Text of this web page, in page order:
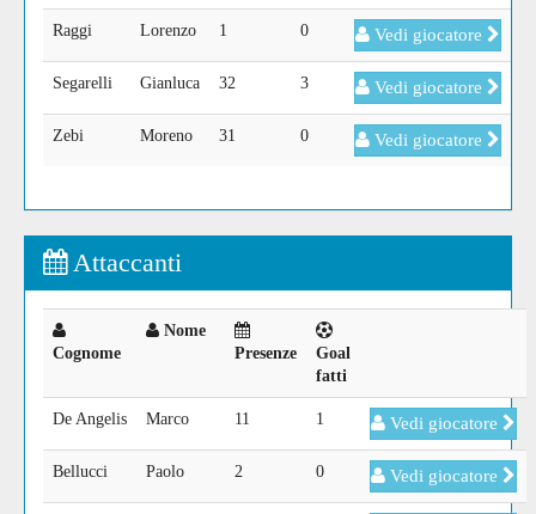
Raggi Lorenzo 1 0 Vedi giocatore
Segarelli Gianluca 32 3 Vedi giocatore
Zebi Moreno 31 0 Vedi giocatore
Attaccanti
Cognome
Nome
Presenze
Goal
fatti
De Angelis Marco 11 1 Vedi giocatore
Bellucci Paolo 2 0 Vedi giocatore